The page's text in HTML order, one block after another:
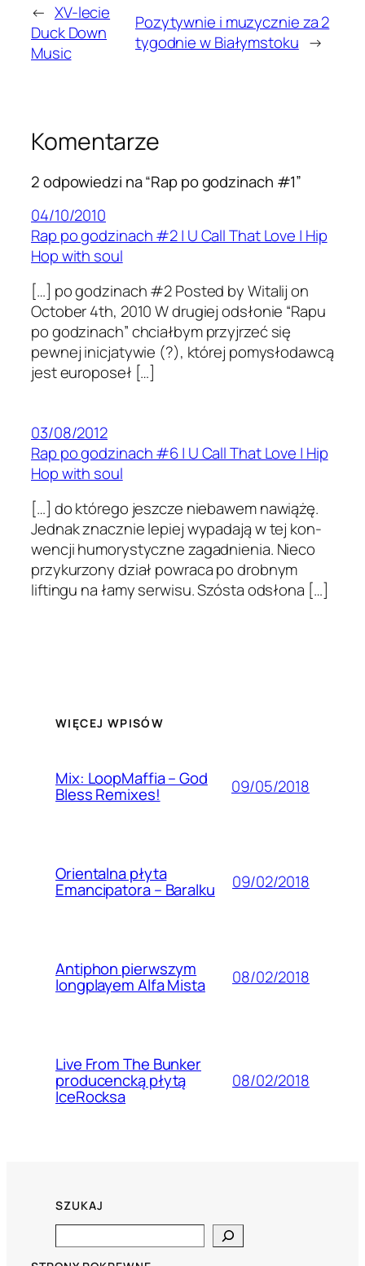
← XV-lecie
Duck Down
Music
Pozytywnie i muzycznie za 2
tygodnie w Białymstoku →
Komentarze
2 odpowiedzi na “Rap po godzinach #1”
04/10/2010
Rap po godzinach #2 | U Call That Love | Hip
Hop with soul
[…] po godzinach #2 Posted by Witalij on
October 4th, 2010 W drugiej odsłonie “Rapu
po godz­i­nach” chci­ałbym przyjrzeć się
pewnej inic­jaty­wie (?), której pomysło­dawcą
jest euro­poseł […]
03/08/2012
Rap po godzinach #6 | U Call That Love | Hip
Hop with soul
[…] do którego jeszcze niebawem naw­iążę.
Jed­nak znacznie lep­iej wypadają w tej kon­
wencji humorysty­czne zagad­nienia. Nieco
przykur­zony dział powraca po drob­nym
liftingu na łamy ser­wisu. Szósta odsłona […]
WIĘCEJ WPISÓW
Mix: LoopMaffia – God
Bless Remixes! 09/05/2018
Orientalna płyta
Emancipatora – Baralku 09/02/2018
Antiphon pierwszym
longplayem Alfa Mista 08/02/2018
Live From The Bunker
producencką płytą
IceRocksa
08/02/2018
SZUKAJ